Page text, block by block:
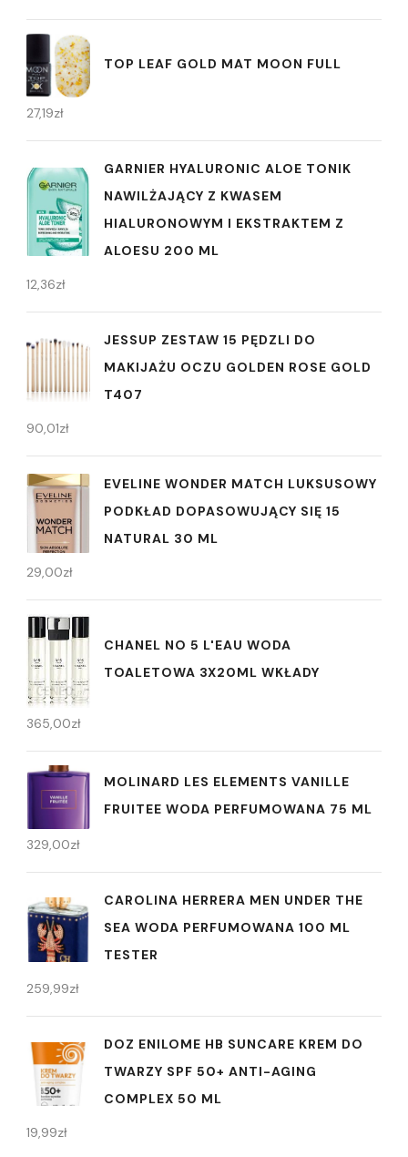
TOP LEAF GOLD MAT MOON FULL
27,19zł
GARNIER HYALURONIC ALOE TONIK
NAWILŻAJĄCY Z KWASEM
HIALURONOWYM I EKSTRAKTEM Z
ALOESU 200 ML
12,36zł
JESSUP ZESTAW 15 PĘDZLI DO
MAKIJAŻU OCZU GOLDEN ROSE GOLD
T407
90,01zł
EVELINE WONDER MATCH LUKSUSOWY
PODKŁAD DOPASOWUJĄCY SIĘ 15
NATURAL 30 ML
29,00zł
CHANEL NO 5 L'EAU WODA
TOALETOWA 3X20ML WKŁADY
365,00zł
MOLINARD LES ELEMENTS VANILLE
FRUITEE WODA PERFUMOWANA 75 ML
329,00zł
CAROLINA HERRERA MEN UNDER THE
SEA WODA PERFUMOWANA 100 ML
TESTER
259,99zł
DOZ ENILOME HB SUNCARE KREM DO
TWARZY SPF 50+ ANTI-AGING
COMPLEX 50 ML
19,99zł